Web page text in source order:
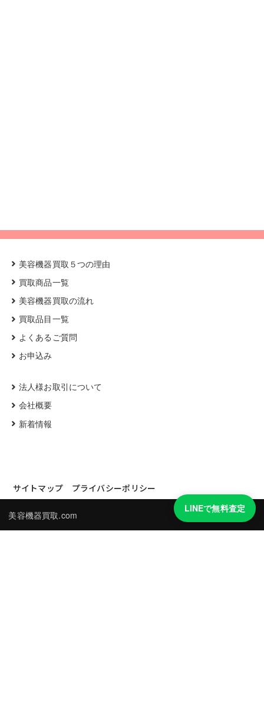
美容機器買取５つの理由
買取商品一覧
美容機器買取の流れ
買取品目一覧
よくあるご質問
お申込み
法人様お取引について
会社概要
新着情報
サイトマップ プライバシーポリシー
美容機器買取.com
LINEで無料査定